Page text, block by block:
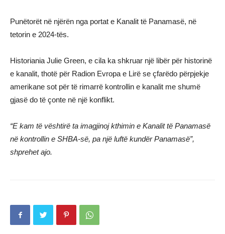
Punëtorët në njërën nga portat e Kanalit të Panamasë, në
tetorin e 2024-tës.
Historiania Julie Green, e cila ka shkruar një libër për historinë
e kanalit, thotë për Radion Evropa e Lirë se çfarëdo përpjekje
amerikane sot për të rimarrë kontrollin e kanalit me shumë
gjasë do të çonte në një konflikt.
“E kam të vështirë ta imagjinoj kthimin e Kanalit të Panamasë
në kontrollin e SHBA-së, pa një luftë kundër Panamasë”,
shprehet ajo.